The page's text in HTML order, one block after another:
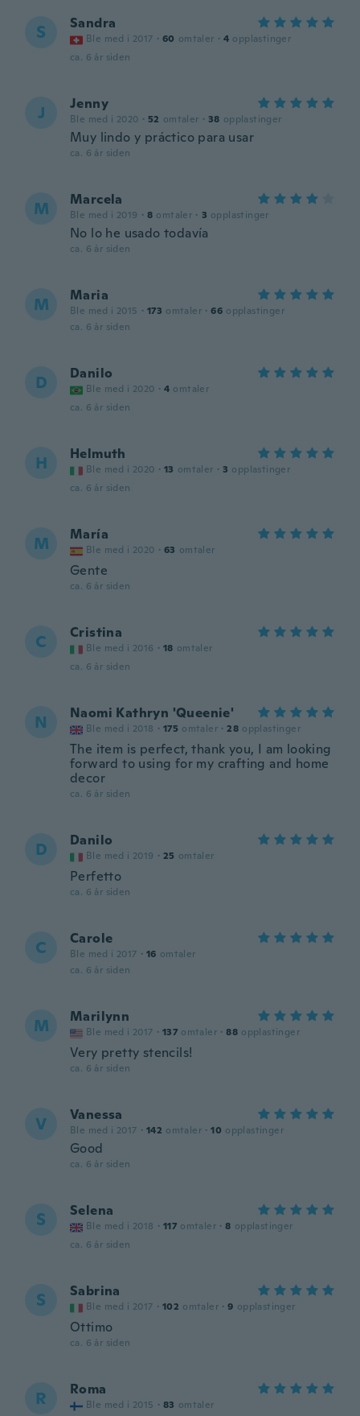
S Sandra
Ble med i 2017 · 60 omtaler · 4 opplastinger
ca. 6 år siden
J Jenny
Ble med i 2020 · 52 omtaler · 38 opplastinger
Muy lindo y práctico para usar
ca. 6 år siden
M Marcela
Ble med i 2019 · 8 omtaler · 3 opplastinger
No lo he usado todavía
ca. 6 år siden
M Maria
Ble med i 2015 · 173 omtaler · 66 opplastinger
ca. 6 år siden
D Danilo
Ble med i 2020 · 4 omtaler
ca. 6 år siden
H Helmuth
Ble med i 2020 · 13 omtaler · 3 opplastinger
ca. 6 år siden
M María
Ble med i 2020 · 63 omtaler
Gente
ca. 6 år siden
C Cristina
Ble med i 2016 · 18 omtaler
ca. 6 år siden
N Naomi Kathryn 'Queenie'
Ble med i 2018 · 175 omtaler · 28 opplastinger
The item is perfect, thank you, I am looking
forward to using for my crafting and home
decor
ca. 6 år siden
D Danilo
Ble med i 2019 · 25 omtaler
Perfetto
ca. 6 år siden
C Carole
Ble med i 2017 · 16 omtaler
ca. 6 år siden
M Marilynn
Ble med i 2017 · 137 omtaler · 88 opplastinger
Very pretty stencils!
ca. 6 år siden
V Vanessa
Ble med i 2017 · 142 omtaler · 10 opplastinger
Good
ca. 6 år siden
S Selena
Ble med i 2018 · 117 omtaler · 8 opplastinger
ca. 6 år siden
S Sabrina
Ble med i 2017 · 102 omtaler · 9 opplastinger
Ottimo
ca. 6 år siden
R Roma
Ble med i 2015 · 83 omtaler